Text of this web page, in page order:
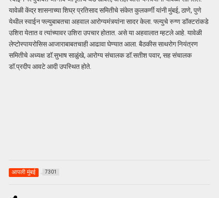
यावेळी केंद्र शासनाच्या शिघ्र प्रतिसाद समितीचे संकेत कुलकर्णी यांनी मुंबई, ठाणे, पुणे
येथील स्वाईन फ्ल्युबाबतचा अहवाल आरोग्यमंत्र्यांना सादर केला. फ्ल्युचे रुग्ण डॉक्टरांकडे
उशिरा येतात व त्यांच्यावर उशिरा उपचार होतात. असे या अहवालात म्हटले आहे. यावेळी
लेप्टोस्पायरोसिस आजाराबाबतचाही आढावा घेण्यात आला. बैठकीस साथरोग नियंत्रण
समितीचे अध्यक्ष डॉ.सुभाष साळुंखे, आरोग्य संचालक डॉ.सतीश पवार, सह संचालक
डॉ.प्रदीप आवटे आदी उपस्थित होते.
आपली मुंबई 7301